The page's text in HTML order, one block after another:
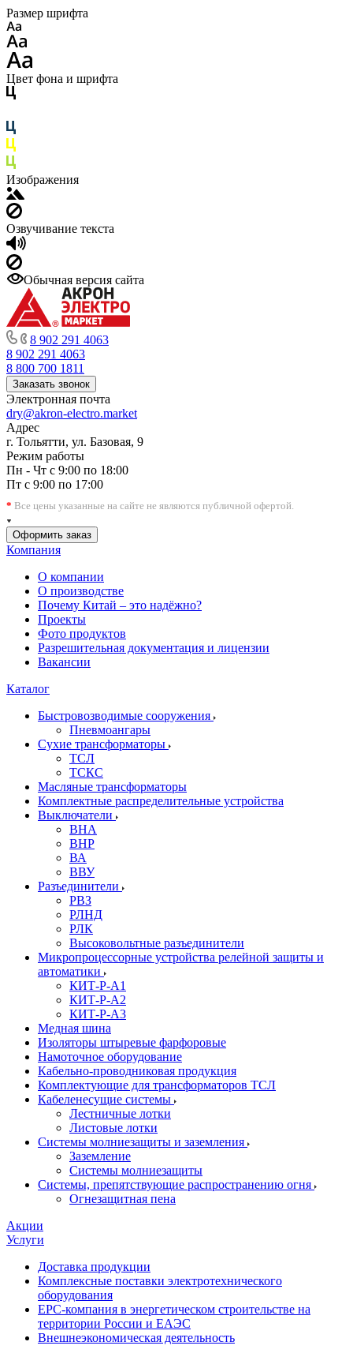
Размер шрифта
Цвет фона и шрифта
Изображения
Озвучивание текста
Обычная версия сайта
8 902 291 4063
8 902 291 4063
8 800 700 1811
Заказать звонок
Электронная почта
dry@akron-electro.market
Адрес
г. Тольятти, ул. Базовая, 9
Режим работы
Пн - Чт с 9:00 по 18:00
Пт с 9:00 по 17:00
* Все цены указанные на сайте не являются публичной офертой.
Оформить заказ
Компания
О компании
О производстве
Почему Китай – это надёжно?
Проекты
Фото продуктов
Разрешительная документация и лицензии
Вакансии
Каталог
Быстровозводимые сооружения
Пневмоангары
Сухие трансформаторы
ТСЛ
ТСКС
Масляные трансформаторы
Комплектные распределительные устройства
Выключатели
ВНА
ВНР
ВА
ВВУ
Разъединители
РВЗ
РЛНД
РЛК
Высоковольтные разъединители
Микропроцессорные устройства релейной защиты и
автоматики
КИТ-Р-А1
КИТ-Р-А2
КИТ-Р-А3
Медная шина
Изоляторы штыревые фарфоровые
Намоточное оборудование
Кабельно-проводниковая продукция
Комплектующие для трансформаторов ТСЛ
Кабеленесущие системы
Лестничные лотки
Листовые лотки
Системы молниезащиты и заземления
Заземление
Системы молниезащиты
Системы, препятствующие распространению огня
Огнезащитная пена
Акции
Услуги
Доставка продукции
Комплексные поставки электротехнического
оборудования
EPC-компания в энергетическом строительстве на
территории России и ЕАЭС
Внешнеэкономическая деятельность